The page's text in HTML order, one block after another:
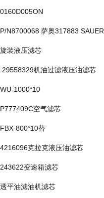
0160D005ON
P/N8700068 萨奥317883 SAUER
旋装液压滤芯
29558329机油过滤液压油滤芯
WU-1000*10
P777409C空气滤芯
FBX-800*10替
4216096克拉克液压油滤芯
243622变速箱滤芯
透平油滤油机滤芯